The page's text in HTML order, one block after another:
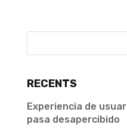
RECENTS
Experiencia de
pasa desapercibido